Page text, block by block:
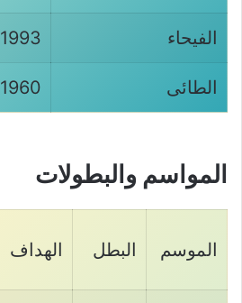
الفيحاء 1993
الطائى 1960
المواسم والبطولات
الموسم البطل الهداف